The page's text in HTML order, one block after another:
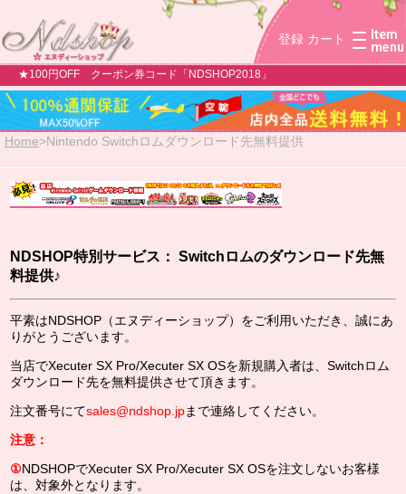
登録 カート
★100円OFF クーポン券コード「NDSHOP2018」
Home>Nintendo Switchロムダウンロード先無料提供
NDSHOP特別サービス： Switchロムのダウンロード先無
料提供♪
平素はNDSHOP（エヌディーショップ）をご利用いただき、誠にあ
りがとうございます。
当店でXecuter SX Pro/Xecuter SX OSを新規購入者は、Switchロム
ダウンロード先を無料提供させて頂きます。
注文番号にてsales@ndshop.jpまで連絡してください。
注意：
①NDSHOPでXecuter SX Pro/Xecuter SX OSを注文しないお客様
は、対象外となります。